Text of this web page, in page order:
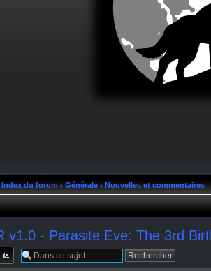
Index du forum ‹ Générale ‹ Nouvelles et commentaires
v1.0 - Parasite Eve: The 3rd